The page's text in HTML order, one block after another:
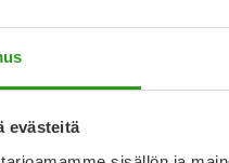
evästeitä
käyttäen ja
matala.